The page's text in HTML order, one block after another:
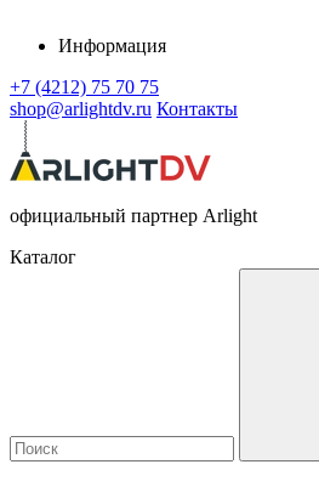
Информация
+7 (4212) 75 70 75
shop@arlightdv.ru Контакты
официальный партнер Arlight
Каталог